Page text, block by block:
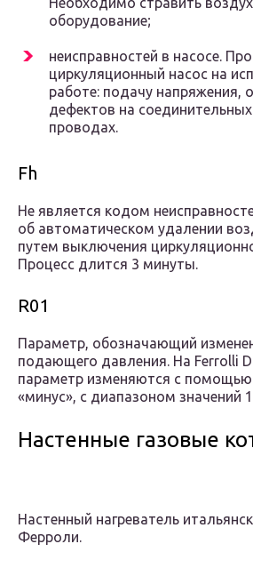
оборудование;
неисправностей в насосе.
циркуляционный насос на
работе: подачу напряжения,
дефектов на
проводах.
Fh
Не является кодом
об автоматическом удалении
путем выключения
Процесс длится 3 минуты.
R01
Параметр, обозначающий
подающего давления. На Ferrolli
параметр изменяются с помощью
«минус», с диапазоном значений
Настенные газовые
Настенный нагреватель
Ферроли.